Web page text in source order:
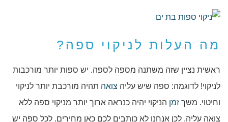
מה העלות לניקוי ספה?
ראשית נציין שזה משתנה מספה לספה. יש ספות יותר מורכבות
לניקוי! לדוגמה: ספה שיש עליה צואה תהיה מורכבת יותר לניקוי
וחיטוי. משך זמן הניקוי יהיה כנראה ארוך יותר מניקוי ספה ללא
צואה עליה. לכן אנחנו לא כותבים לכם כאן מחירים. לכל ספה יש